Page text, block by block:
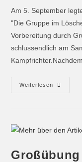
Am 5. September
"Die Gruppe im
Vorbereitung durch
schlussendlich am
Weiterlesen